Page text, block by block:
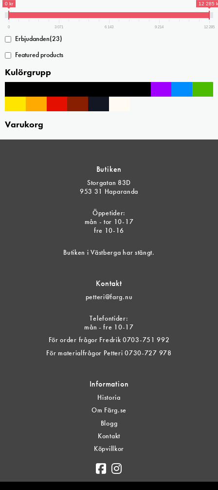
0 kr 12 285
0 3 071 6 143 9 214 12 285
Erbjudanden(23)
Featured products
Kulörgrupp
Varukorg
Butiken
Storgatan 83D
953 31 Haparanda
Öppetider:
mån - tor 10-17
fre 10-16
Butiken i Västberga har stängt.
Kontakt
petteri@farg.nu
Telefontider:
mån - fre 10-17
För order frågor Fredrik 0703-751 992
För materialfrågor Petteri 0730-727 978
Information
Historia
Om Färg.se
Blogg
Kontakt
Köpvillkor